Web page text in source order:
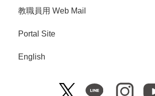
教職員用 Web Mail
Portal Site
English